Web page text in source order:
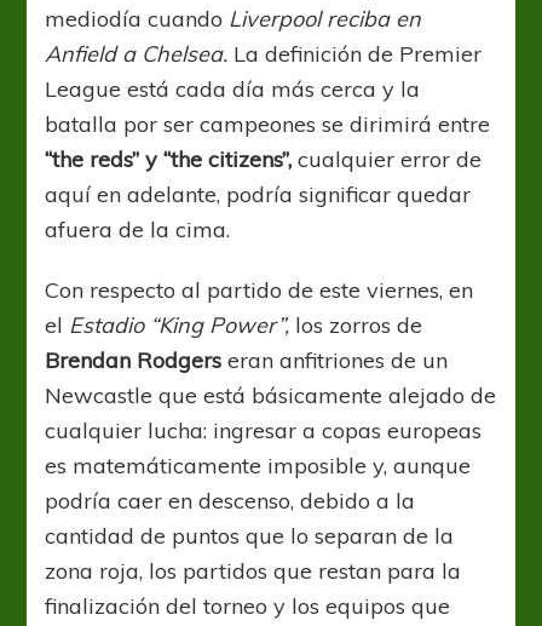
mediodía cuando Liverpool reciba en
Anfield a Chelsea. La definición de Premier
League está cada día más cerca y la
batalla por ser campeones se dirimirá entre
“the reds” y “the citizens”, cualquier error de
aquí en adelante, podría significar quedar
afuera de la cima.
Con respecto al partido de este viernes, en
el Estadio “King Power”, los zorros de
Brendan Rodgers eran anfitriones de un
Newcastle que está básicamente alejado de
cualquier lucha: ingresar a copas europeas
es matemáticamente imposible y, aunque
podría caer en descenso, debido a la
cantidad de puntos que lo separan de la
zona roja, los partidos que restan para la
finalización del torneo y los equipos que